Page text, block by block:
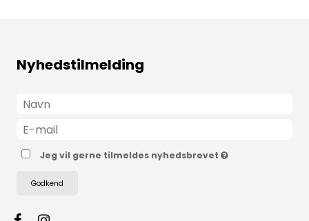
Nyhedstilmelding
Jeg vil gerne tilmeldes nyhedsbrevet
Godkend